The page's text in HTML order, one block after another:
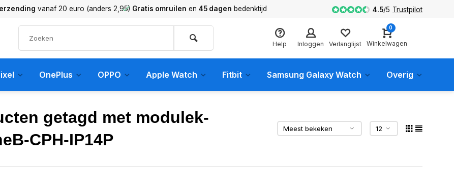
vanaf 20 euro (anders 2,95) Gratis omruilen en 45 dagen bedenktijd 4.5/5 Trustpilot
Help Inloggen Verlanglijst
0
Winkelwagen
OnePlus OPPO Apple Watch Fitbit Samsung Galaxy Watch Overig
getagd met modulek-
CPH-IP14P